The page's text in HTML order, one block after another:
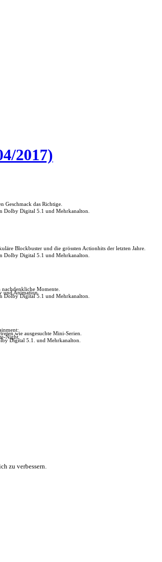
2017)
Geschmack das Richtige.
Dolby Digital 5.1 und Mehrkanalton.
Blockbuster und die grössten Actionhits der letzten Jahre.
Dolby Digital 5.1 und Mehrkanalton.
Momente.
und Animation.
Dolby Digital 5.1 und Mehrkanalton.
wie ausgesuchte Mini-Serien.
Night.
Digital 5.1. und Mehrkanalton.
zu verbessern.